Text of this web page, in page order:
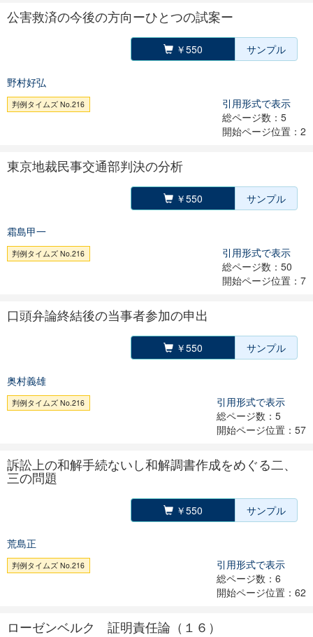
公害救済の今後の方向ーひとつの試案ー
￥550 サンプル
野村好弘
判例タイムズ No.216
引用形式で表示
総ページ数：5
開始ページ位置：2
東京地裁民事交通部判決の分析
￥550 サンプル
霜島甲一
判例タイムズ No.216
引用形式で表示
総ページ数：50
開始ページ位置：7
口頭弁論終結後の当事者参加の申出
￥550 サンプル
奥村義雄
判例タイムズ No.216
引用形式で表示
総ページ数：5
開始ページ位置：57
訴訟上の和解手続ないし和解調書作成をめぐる二、
三の問題
￥550 サンプル
荒島正
判例タイムズ No.216
引用形式で表示
総ページ数：6
開始ページ位置：62
ローゼンベルク 証明責任論（１６）